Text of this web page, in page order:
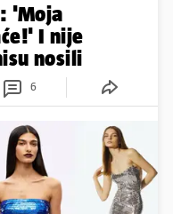
'Moja
I nije
nosili
6